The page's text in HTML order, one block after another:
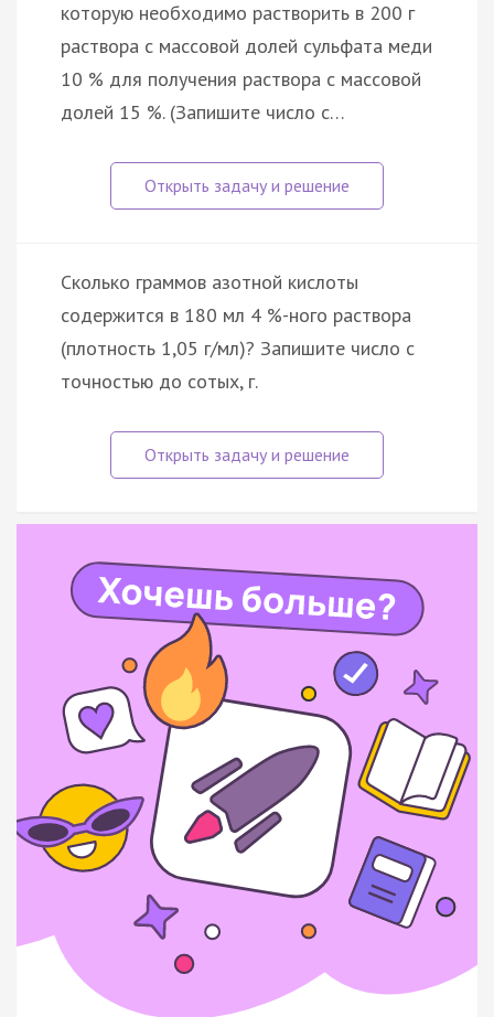
которую необходимо растворить в 200 г
раствора с массовой долей сульфата меди
10 % для получения раствора с массовой
долей 15 %. (Запишите число с…
Сколько граммов азотной кислоты
содержится в 180 мл 4 %-ного раствора
(плотность 1,05 г/мл)? Запишите число с
точностью до сотых, г.